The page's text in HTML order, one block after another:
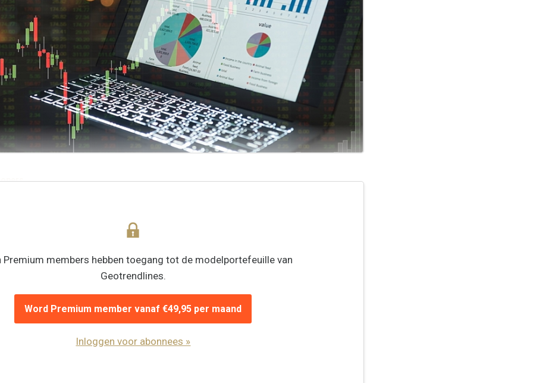
Premium members hebben toegang tot de modelportefeuille van
Geotrendlines.
Word Premium member vanaf €49,95 per maand
Inloggen voor abonnees »